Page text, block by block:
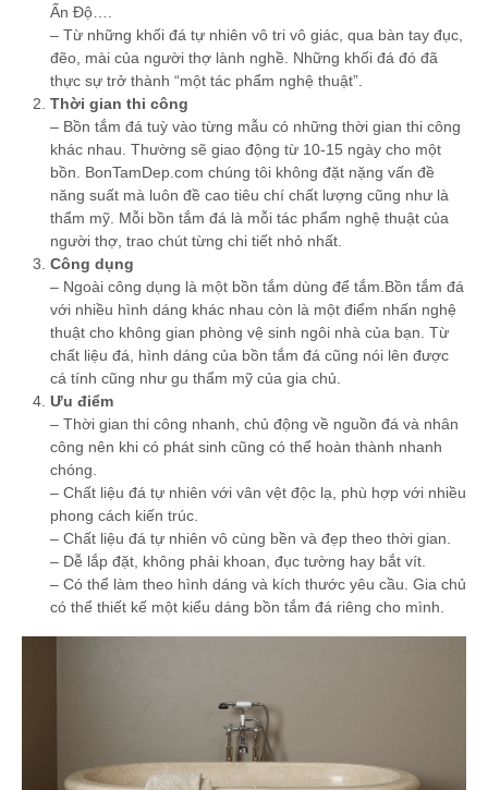
Ấn Độ….
– Từ những khối đá tự nhiên vô tri vô giác, qua bàn tay đục,
đẽo, mài của người thợ lành nghề. Những khối đá đó đã
thực sự trở thành “một tác phẩm nghệ thuật”.
Thời gian thi công
– Bồn tắm đá tuỳ vào từng mẫu có những thời gian thi công
khác nhau. Thường sẽ giao động từ 10-15 ngày cho một
bồn. BonTamDep.com chúng tôi không đặt nặng vấn đề
năng suất mà luôn đề cao tiêu chí chất lượng cũng như là
thẩm mỹ. Mỗi bồn tắm đá là mỗi tác phẩm nghệ thuật của
người thợ, trao chút từng chi tiết nhỏ nhất.
Công dụng
– Ngoài công dụng là một bồn tắm dùng để tắm.Bồn tắm đá
với nhiều hình dáng khác nhau còn là một điểm nhấn nghệ
thuật cho không gian phòng vệ sinh ngôi nhà của bạn. Từ
chất liệu đá, hình dáng của bồn tắm đá cũng nói lên được
cá tính cũng như gu thẩm mỹ của gia chủ.
Ưu điểm
– Thời gian thi công nhanh, chủ động về nguồn đá và nhân
công nên khi có phát sinh cũng có thể hoàn thành nhanh
chóng.
– Chất liệu đá tự nhiên với vân vệt độc lạ, phù hợp với nhiều
phong cách kiến trúc.
– Chất liệu đá tự nhiên vô cùng bền và đẹp theo thời gian.
– Dễ lắp đặt, không phải khoan, đục tường hay bắt vít.
– Có thể làm theo hình dáng và kích thước yêu cầu. Gia chủ
có thể thiết kế một kiểu dáng bồn tắm đá riêng cho mình.